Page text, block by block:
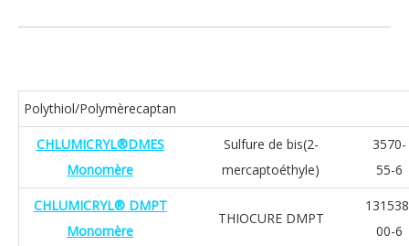
Polythiol/Polymèrecaptan
CHLUMICRYL®DMES
Monomère
Sulfure de bis(2-
mercaptoéthyle)
3570-
55-6
CHLUMICRYL® DMPT
Monomère
THIOCURE DMPT
00-6